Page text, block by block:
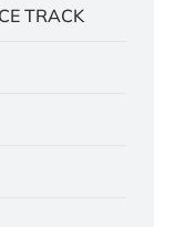
TRACK